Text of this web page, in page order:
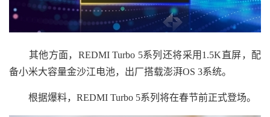
其他方面，REDMI Turbo 5系列还将采用1.5K直屏，配
备小米大容量金沙江电池，出厂搭载澎湃OS 3系统。
根据爆料，REDMI Turbo 5系列将在春节前正式登场。